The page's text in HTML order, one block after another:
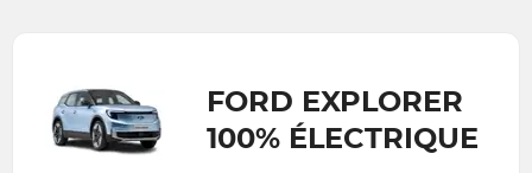
FORD EXPLORER
100% ÉLECTRIQUE